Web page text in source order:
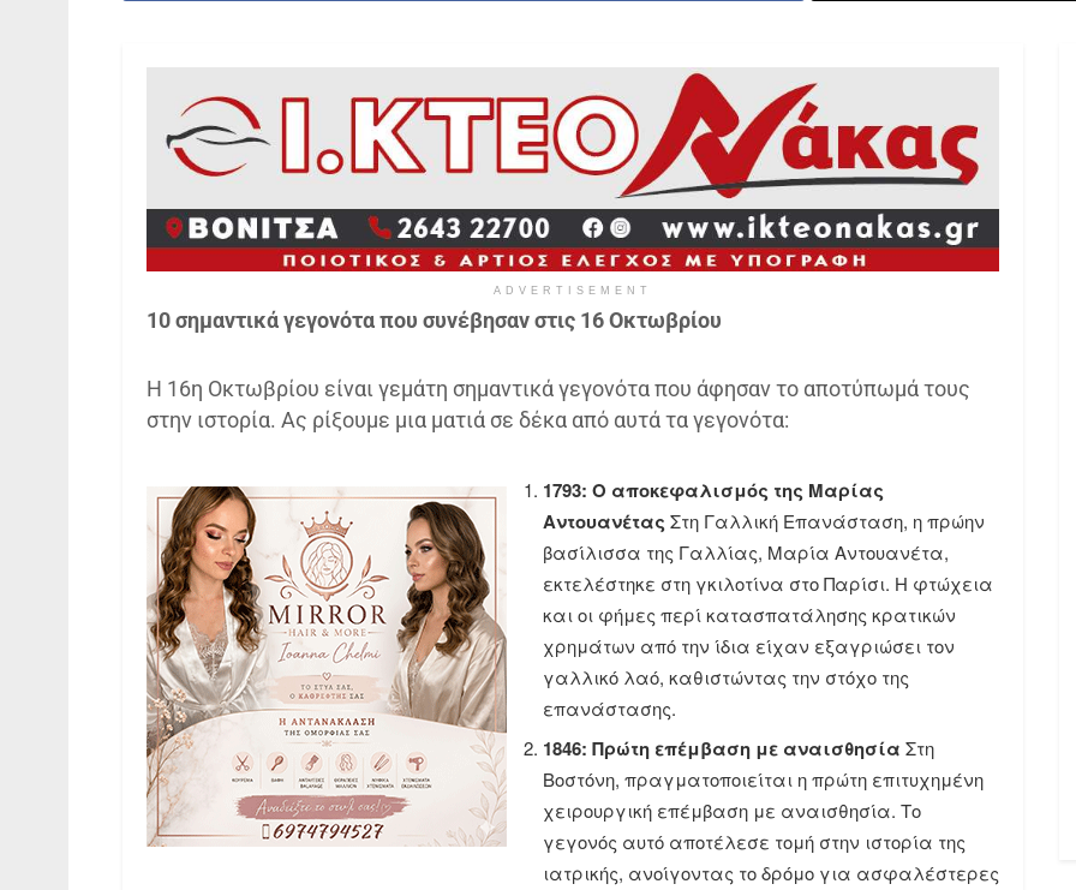
ADVERTISEMENT
10 σημαντικά γεγονότα που συνέβησαν στις 16 Οκτωβρίου
Η 16η Οκτωβρίου είναι γεμάτη σημαντικά γεγονότα που άφησαν το αποτύπωμά τους
στην ιστορία. Ας ρίξουμε μια ματιά σε δέκα από αυτά τα γεγονότα:
1793: Ο αποκεφαλισμός της Μαρίας
Αντουανέτας Στη Γαλλική Επανάσταση, η πρώην
βασίλισσα της Γαλλίας, Μαρία Αντουανέτα,
εκτελέστηκε στη γκιλοτίνα στο Παρίσι. Η φτώχεια
και οι φήμες περί κατασπατάλησης κρατικών
χρημάτων από την ίδια είχαν εξαγριώσει τον
γαλλικό λαό, καθιστώντας την στόχο της
επανάστασης.
1846: Πρώτη επέμβαση με αναισθησία Στη
Βοστόνη, πραγματοποιείται η πρώτη επιτυχημένη
χειρουργική επέμβαση με αναισθησία. Το
γεγονός αυτό αποτέλεσε τομή στην ιστορία της
ιατρικής, ανοίγοντας το δρόμο για ασφαλέστερες